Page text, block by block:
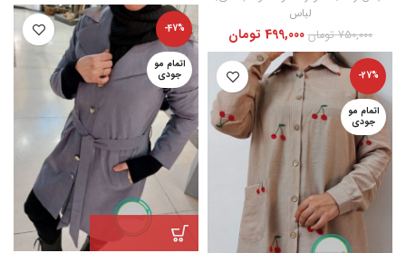
لباس
750,000 تومان 499,000 تومان -47%
اتمام مو
جودی
-27%
اتمام مو
جودی